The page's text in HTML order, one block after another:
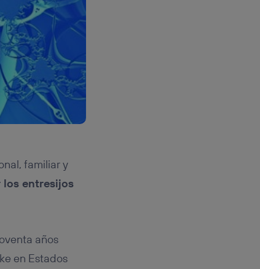
familiar y
los entresijos
años
en Estados